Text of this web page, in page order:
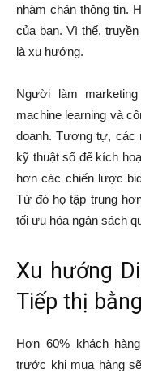
nhàm chán thông tin.
của bạn. Vì thế,
là xu hướng.
Người làm
machine learning và
doanh. Tương tự, các
kỹ thuật số để kích
hơn các chiến lược
Từ đó họ tập trung
tối ưu hóa ngân sách
Xu hướng
Tiếp thị
Hơn 60% khách
trước khi mua hàng